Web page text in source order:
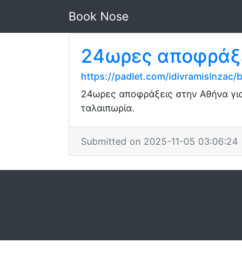
Book Nose
24ωρες
https://padlet.com/idivramislnzac/
24ωρες αποφράξεις στην Αθήνα
ταλαιπωρία.
Submitted on 2025-11-05 03:06:24